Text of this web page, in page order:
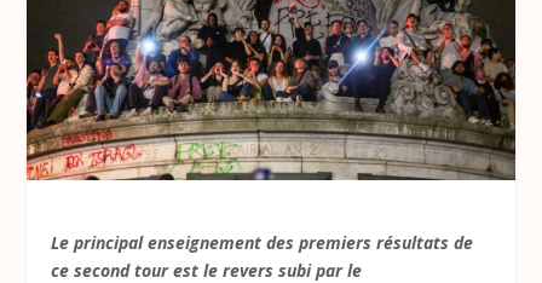
Le principal enseignement des premiers résultats de
ce second tour est le revers subi par le